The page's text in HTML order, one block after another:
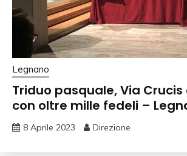
Legnano
Triduo pasquale, Via Crucis
con oltre mille fedeli –
8 Aprile 2023 Direzione